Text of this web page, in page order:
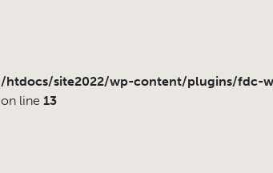
/htdocs/site2022/wp-content/plugins/fdc-
on line13